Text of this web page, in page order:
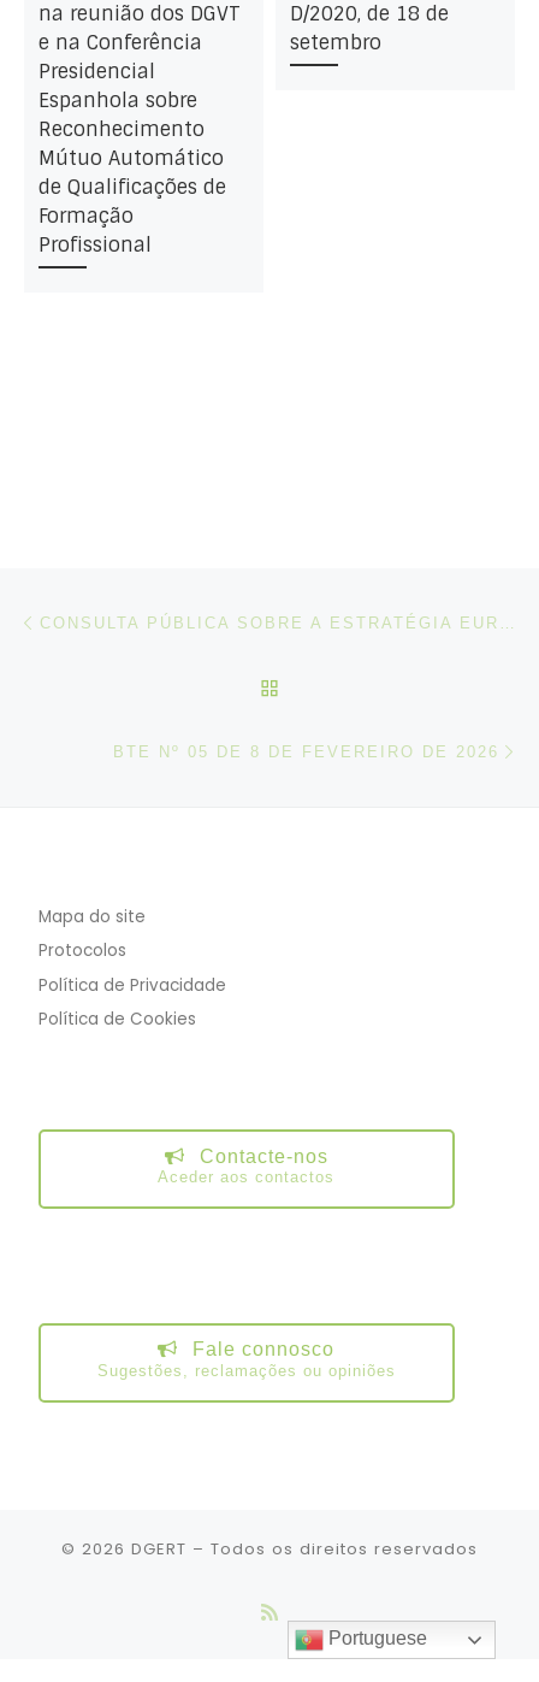
na reunião dos DGVT
e na Conferência
Presidencial
Espanhola sobre
Reconhecimento
Mútuo Automático
de Qualificações de
Formação
Profissional
D/2020, de 18 de
setembro
Post navigation
BTE Nº 05 DE 8 DE FEVEREIRO DE 2026
Mapa do site
Protocolos
Política de Privacidade
Política de Cookies
Contacte-nos
Aceder aos contactos
Fale connosco
Sugestões, reclamações ou opiniões
© 2026 DGERT – Todos os direitos reservados
Portuguese